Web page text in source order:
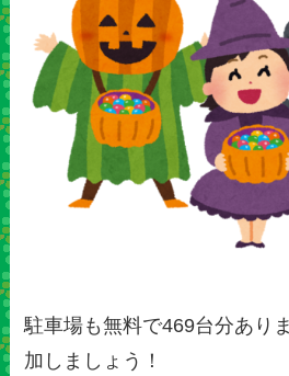
駐車場も無料で469台分あり
加しましょう！